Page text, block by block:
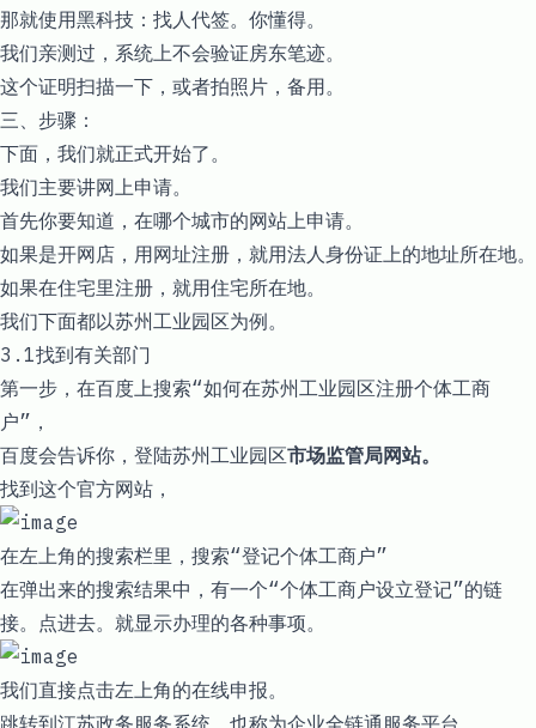
那就使用黑科技：找人代签。你懂得。
我们亲测过，系统上不会验证房东笔迹。
这个证明扫描一下，或者拍照片，备用。
三、步骤：
下面，我们就正式开始了。
我们主要讲网上申请。
首先你要知道，在哪个城市的网站上申请。
如果是开网店，用网址注册，就用法人身份证上的地址所在地。
如果在住宅里注册，就用住宅所在地。
我们下面都以苏州工业园区为例。
3.1找到有关部门
第一步，在百度上搜索“如何在苏州工业园区注册个体工商
户”，
百度会告诉你，登陆苏州工业园区市场监管局网站。
找到这个官方网站，
在左上角的搜索栏里，搜索“登记个体工商户”
在弹出来的搜索结果中，有一个“个体工商户设立登记”的链
接。点进去。就显示办理的各种事项。
我们直接点击左上角的在线申报。